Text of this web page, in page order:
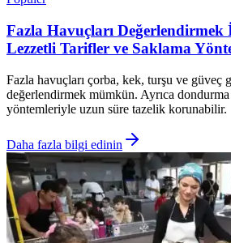
Fazla Havuçları
Lezzetli Tarifler ve Saklama
Fazla havuçları çorba, kek, turşu ve
değerlendirmek mümkün. Ayrıca
yöntemleriyle uzun süre tazelik korunabilir.
Daha fazla bilgi edinin